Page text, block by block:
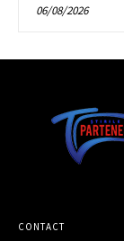
06/08/2026
CONTACT